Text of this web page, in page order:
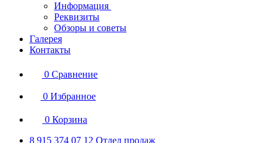
Информация
Реквизиты
Обзоры и советы
Галерея
Контакты
0 Сравнение
0 Избранное
0 Корзина
8 915 374 07 12 Отдел продаж